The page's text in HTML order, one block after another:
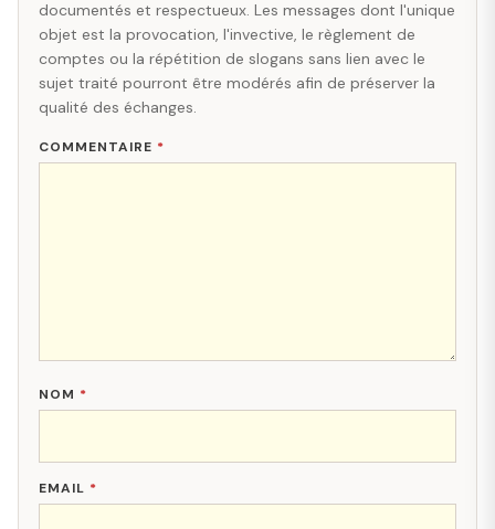
documentés et respectueux. Les messages dont l'unique
objet est la provocation, l'invective, le règlement de
comptes ou la répétition de slogans sans lien avec le
sujet traité pourront être modérés afin de préserver la
qualité des échanges.
COMMENTAIRE *
NOM *
EMAIL *